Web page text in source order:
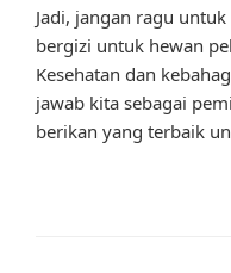
Jadi, jangan ragu
bergizi untuk hewan
Kesehatan dan
jawab kita sebagai
berikan yang terbaik